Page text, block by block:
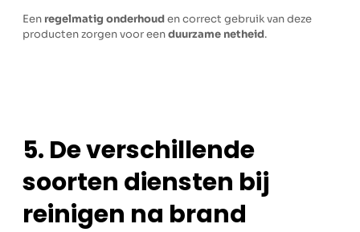
Een regelmatig onderhouden correct gebruik van deze
producten zorgen voor eenduurzame netheid.
5. De verschillende
soorten diensten bij
reinigen na brand